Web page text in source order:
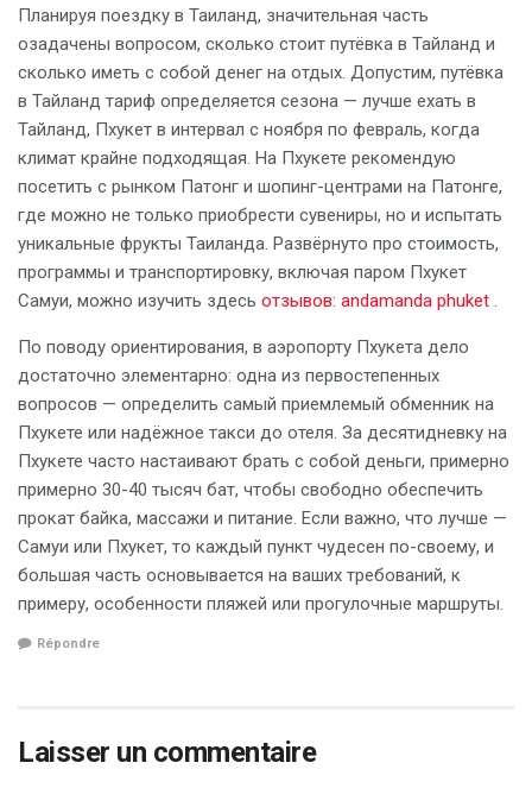
Планируя поездку в Таиланд, значительная часть
озадачены вопросом, сколько стоит путёвка в Тайланд и
сколько иметь с собой денег на отдых. Допустим, путёвка
в Тайланд тариф определяется сезона — лучше ехать в
Тайланд, Пхукет в интервал с ноября по февраль, когда
климат крайне подходящая. На Пхукете рекомендую
посетить с рынком Патонг и шопинг-центрами на Патонге,
где можно не только приобрести сувениры, но и испытать
уникальные фрукты Таиланда. Развёрнуто про стоимость,
программы и транспортировку, включая паром Пхукет
Самуи, можно изучить здесь отзывов: andamanda phuket .
По поводу ориентирования, в аэропорту Пхукета дело
достаточно элементарно: одна из первостепенных
вопросов — определить самый приемлемый обменник на
Пхукете или надёжное такси до отеля. За десятидневку на
Пхукете часто настаивают брать с собой деньги, примерно
примерно 30-40 тысяч бат, чтобы свободно обеспечить
прокат байка, массажи и питание. Если важно, что лучше —
Самуи или Пхукет, то каждый пункт чудесен по-своему, и
большая часть основывается на ваших требований, к
примеру, особенности пляжей или прогулочные маршруты.
Répondre
Laisser un commentaire